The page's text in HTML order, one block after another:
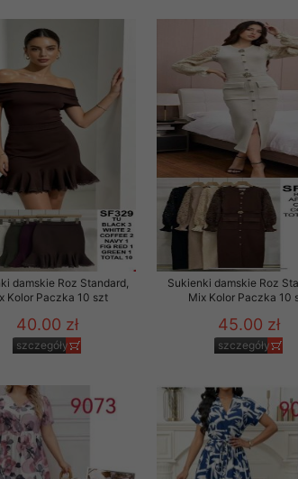
damskie Roz Standard,
Kolor Paczka 10 szt
40.00 zł
szczegóły
Sukienki damskie Roz
Mix Kolor Paczka 10
45.00 zł
szczegóły